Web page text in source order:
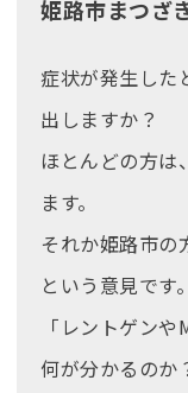
姫路市まつざ
症状が発生した
出しますか？
ほとんどの方は
ます。
それか姫路市の
という意見です。
「レントゲンや
何が分かるのか